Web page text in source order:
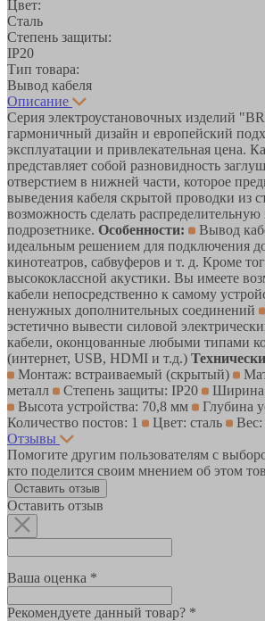
Цвет:
Сталь
Степень защиты:
IP20
Тип товара:
Вывод кабеля
Описание
Серия электроустановочных изделий
гармоничный дизайн и европейский
эксплуатации и привлекательная цена.
представляет собой разновидность
отверстием в нижней части, которое
выведения кабеля скрытой проводки из
возможность сделать распределительную
подрозетнике. Особенности:
Вывод
идеальным решением для подключения
кинотеатров, сабвуферов и т. д. Кроме
высококлассной акустики. Вы имеете
кабели непосредственно к самому
ненужных дополнительных соединений
эстетично вывести силовой
кабели, оконцованные любыми типами
(интернет, USB, HDMI и т.д.)
Монтаж: встраиваемый (скрытый)
металл
Степень защиты: IP20
Ширина
Высота устройства: 70,8 мм
Глубина
Количество постов: 1
Цвет: сталь
Вес:
Отзывы
Помогите другим пользователям с
кто поделится своим мнением об этом
Оставить отзыв
Оставить отзыв
Ваша оценка *
Рекомендуете данный товар? *